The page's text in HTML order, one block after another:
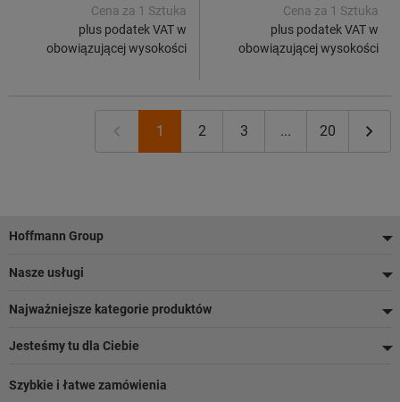
Cena za 1 Sztuka
plus podatek VAT w
obowiązującej wysokości
Cena za 1 Sztuka
plus podatek VAT w
obowiązującej wysokości
1 2 3 ... 20
Stopka
Hoffmann Group
Nasze usługi
Najważniejsze kategorie produktów
Jesteśmy tu dla Ciebie
Szybkie i łatwe zamówienia